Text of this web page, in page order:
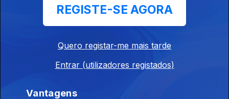
Ep. 4
REGISTE-SE AGORA
Quero registar-me mais tarde
Entrar (utilizadores registados)
Vantagens